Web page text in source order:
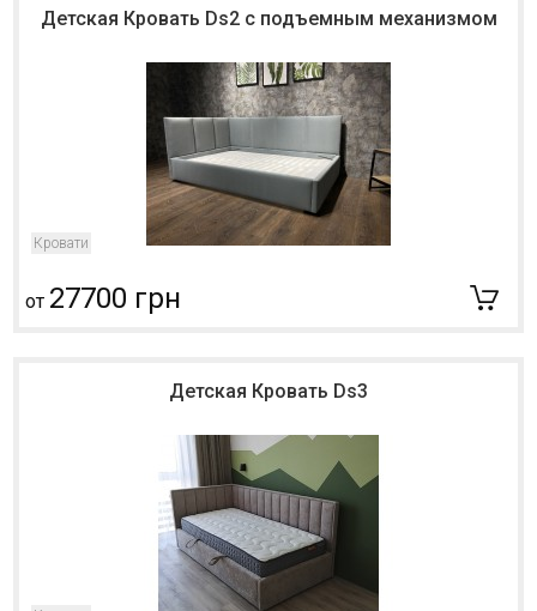
Детская Кровать Ds2 с подъемным механизмом
Кровати
от 27700 грн
Детская Кровать Ds3